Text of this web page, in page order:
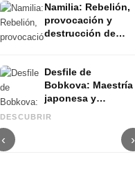
Verano
Namilia: Rebelión,
provocación y
destrucción de
2023 Verano
Desfile de
Bobkova: Maestría
japonesa y
DESCUBRIR
‹
DZHUS: Técnicas de corte
innovadoras y filosofía de
sostenibilidad - FW 2023
›